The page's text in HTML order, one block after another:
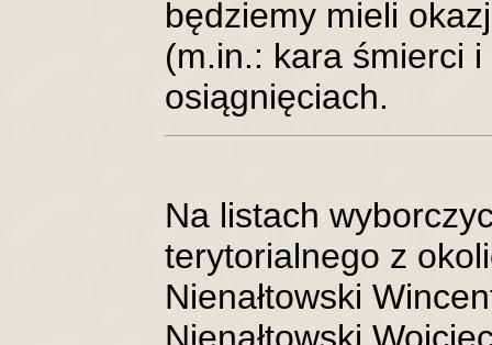
będziemy mieli
(m.in.: kara śmierci i
osiągnięciach.
Na listach
terytorialnego z
Nienałtowski